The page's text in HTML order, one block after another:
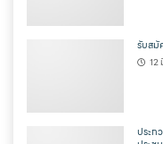
รับสมั
12
ประก